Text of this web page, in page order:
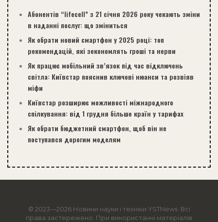
Абонентів “lifecell” з 21 січня 2026 року чекають зміни
в наданні послуг: що зміниться
Як обрати новий смартфон у 2025 році: топ
рекомендацій, які зекономлять гроші та нерви
Як працює мобільний зв’язок під час відключень
світла: Київстар пояснив ключові нюанси та розвіяв
міфи
Київстар розширює можливості міжнародного
спілкування: від 1 грудня більше країн у тарифах
Як обрати бюджетний смартфон, щоб він не
поступався дорогим моделям
© 2023—2026 Новини науки і техніки YSTNews. Всі
права застережено. При використанні матеріалів